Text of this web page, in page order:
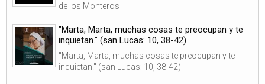
de los Monteros
"Marta, Marta, muchas cosas te preocupan y te
inquietan." (san Lucas: 10, 38-42)
"Marta, Marta, muchas cosas te preocupan y te
inquietan." (san Lucas: 10, 38-42)